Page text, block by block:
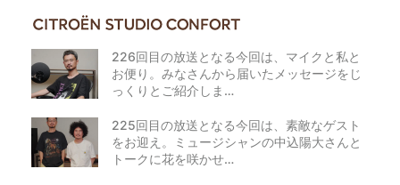
226回目の放送となる今回は、マイクと私と
お便り。みなさんから届いたメッセージをじ
っくりとご紹介しま…
225回目の放送となる今回は、素敵なゲスト
をお迎え。ミュージシャンの中込陽大さんと
トークに花を咲かせ…